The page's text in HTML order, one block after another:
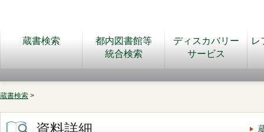
蔵書検索
都内図書館等
統合検索
ディスカバリー
サービス
レ
蔵書検索 >
資料詳細